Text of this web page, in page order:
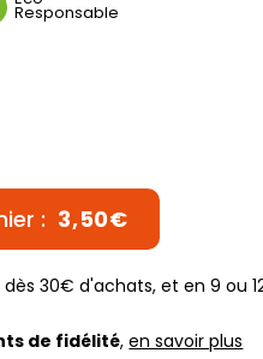
Responsable
: 3,50€
dès 30€ d'achats, et en 9 ou
de fidélité,en savoir plus